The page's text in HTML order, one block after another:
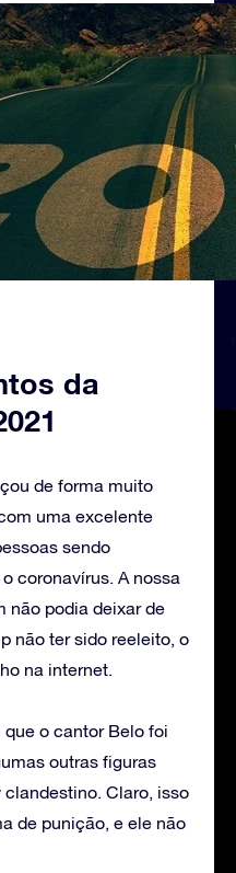
da
de forma muito
uma excelente
sendo
coronavírus. A nossa
não podia deixar de
não ter sido reeleito, o
na internet.
o cantor Belo foi
outras figuras
Claro, isso
de punição, e ele não